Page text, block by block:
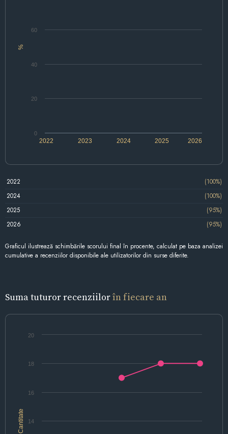
%
2022 2024 2026
2023 2025
0
20
40
60
2022
(100%)
2024
(100%)
2025
(95%)
2026
(95%)
Graficul ilustrează schimbările scorului final în procente, calculat pe baza analizei
cumulative a recenziilor disponibile ale utilizatorilor din surse diferite.
Suma tuturor recenziilorîn fiecare an
Cantitate 14
16
18
20